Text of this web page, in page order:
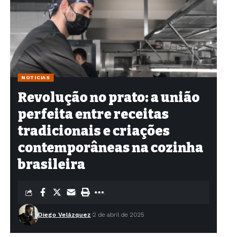
NOTICIAS
Revolução no prato: a união
perfeita entre receitas
tradicionais e criações
contemporâneas na cozinha
brasileira
Diego Velázquez 2 de abril de 2025